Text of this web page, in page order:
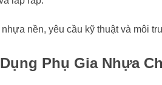
nền, yêu cầu kỹ thuật và môi
Phụ Gia Nhựa